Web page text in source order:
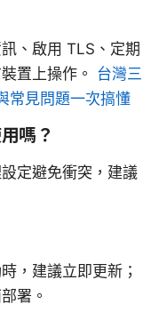
、啟用 TLS、定期
置上操作。 台灣三
常見問題一次搞懂
嗎？
定避免衝突，建議
，建議立即更新；
署。